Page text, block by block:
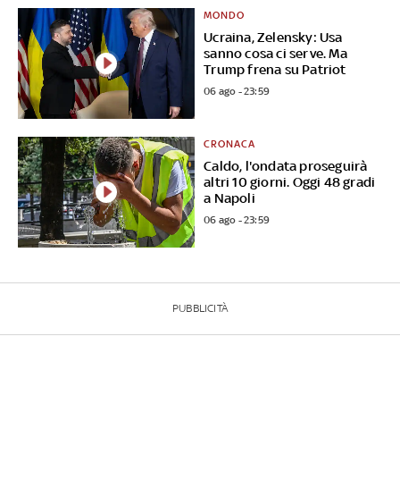
Ucraina, Zelensky: Usa
sanno cosa ci serve. Ma
Trump frena su Patriot
MONDO
06 ago - 23:59
Caldo, l'ondata proseguirà
altri 10 giorni. Oggi 48 gradi
a Napoli
CRONACA
06 ago - 23:59
PUBBLICITÀ